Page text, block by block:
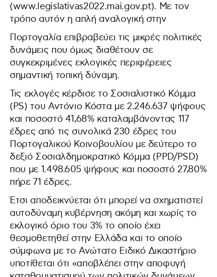
(www.legislativas2022.mai.gov.pt). Με τον
τρόπο αυτόν η απλή αναλογική στην
Πορτογαλία επιβραβεύει τις μικρές πολιτικές
δυνάμεις που όμως διαθέτουν σε
συγκεκριμένες εκλογικές περιφέρειες
σημαντική τοπική δύναμη.
Τις εκλογές κέρδισε το Σοσιαλιστικό Κόμμα
(PS) του Αντόνιο Κόστα με 2.246.637 ψήφους
και ποσοστό 41,68% καταλαμβάνοντας 117
έδρες από τις συνολικά 230 έδρες του
Πορτογαλικού Κοινοβουλίου με δεύτερο το
δεξιό Σοσιαλδημοκρατικό Κόμμα (PPD/PSD)
που με 1.498.605 ψήφους και ποσοστό 27,80%
πήρε 71 έδρες.
Έτσι αποδεικνύεται ότι μπορεί να σχηματιστεί
αυτοδύναμη κυβέρνηση ακόμη και χωρίς το
εκλογικό όριο του 3% το οποίο έχει
θεσμοθετηθεί στην Ελλάδα και το οποίο
σύμφωνα με το Ανώτατο Ειδικό Δικαστήριο
υποτίθεται ότι «αποβλέπει στην αποφυγή